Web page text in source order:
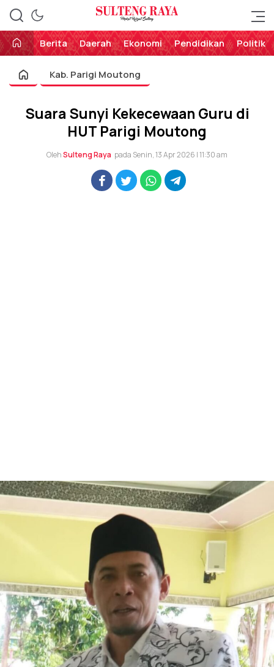
Sulteng Raya
Perekat Rakyat Sulteng
Berita
Daerah Ekonomi Pendidikan Politik
Kab. Parigi Moutong
Suara Sunyi Kekecewaan Guru di
HUT Parigi Moutong
OlehSulteng Raya pada Senin, 13 Apr 2026 | 11:30 am